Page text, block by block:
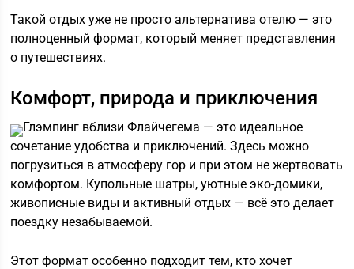
Такой отдых уже не просто альтернатива отелю — это
полноценный формат, который меняет представления
о путешествиях.
Комфорт, природа и приключения
Глэмпинг вблизи Флайчегема — это идеальное
сочетание удобства и приключений. Здесь можно
погрузиться в атмосферу гор и при этом не жертвовать
комфортом. Купольные шатры, уютные эко-домики,
живописные виды и активный отдых — всё это делает
поездку незабываемой.
Этот формат особенно подходит тем, кто хочет